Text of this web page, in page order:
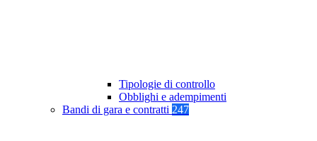
Tipologie di controllo
Obblighi e adempimenti
Bandi di gara e contratti 247